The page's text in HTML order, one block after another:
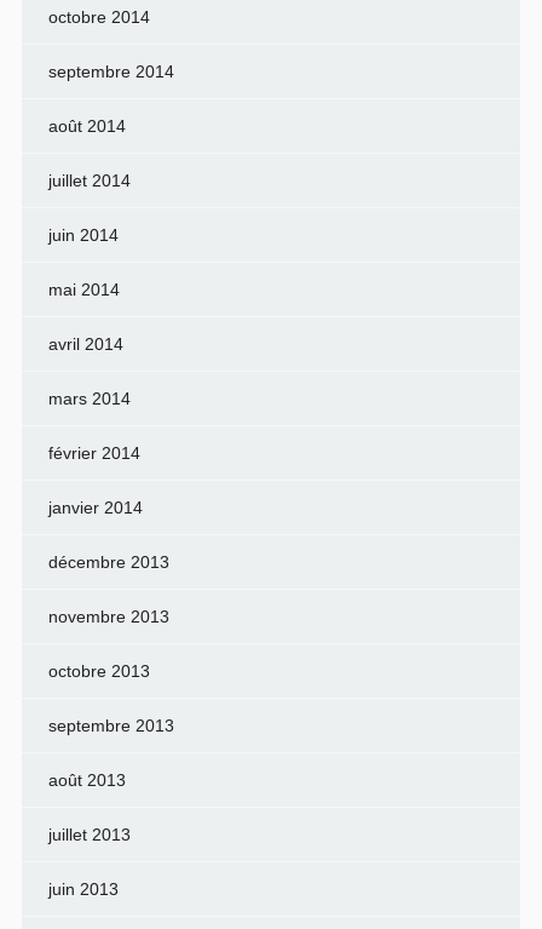
octobre 2014
septembre 2014
août 2014
juillet 2014
juin 2014
mai 2014
avril 2014
mars 2014
février 2014
janvier 2014
décembre 2013
novembre 2013
octobre 2013
septembre 2013
août 2013
juillet 2013
juin 2013